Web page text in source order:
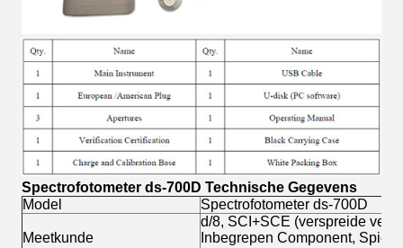
Spectrofotometer ds-700D Technische Gegevens
Model
Spectrofotometer ds-700D
Meetkunde
d/8, SCI+SCE (verspreide
Inbegrepen Component,